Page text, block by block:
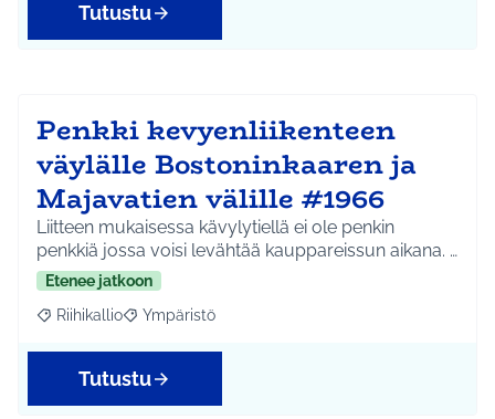
Tutustu
Penkki kevyenliikenteen
väylälle Bostoninkaaren ja
Majavatien välille #1966
Liitteen mukaisessa kävylytiellä ei ole penkin
penkkiä jossa voisi levähtää kauppareissun aikana. …
Etenee jatkoon
Rajaa tulokset aihepiirin mukaan: Riihikallio
Riihikallio Rajaa tulokset teeman mukaan: Ympäristö
Ympäristö
Tutustu